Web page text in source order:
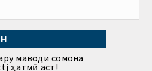
маводи сомона
ҳатмӣ аст!